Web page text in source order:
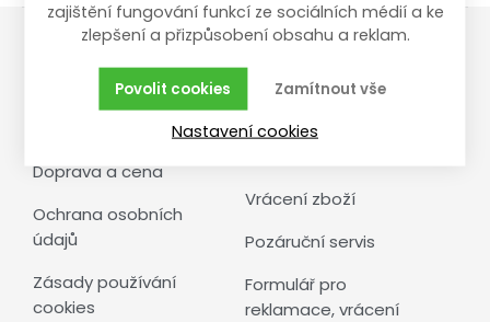
Vše o nákupu
Obchodní podmínky
Doprava a cena
Ochrana osobních
údajů
Zásady používání
cookies
Reklamace,
vrácení, servis
Vrácení zboží
Pozáruční servis
Formulář pro
reklamace, vrácení
zajištění fungování funkcí ze sociálních médií a ke
zlepšení a přizpůsobení obsahu a reklam.
Zamítnout vše
Povolit cookies
Nastavení cookies